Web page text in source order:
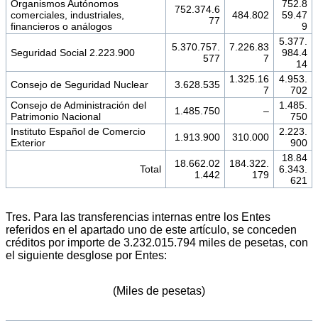
Organismos Autónomos
comerciales, industriales,
financieros o análogos
752.374.6
77
484.802
752.8
59.47
9
Seguridad Social 2.223.900
5.370.757.
577
7.226.83
7
5.377.
984.4
14
Consejo de Seguridad Nuclear
3.628.535
1.325.16
7
4.953.
702
Consejo de Administración del
Patrimonio Nacional
1.485.750 –
1.485.
750
Instituto Español de Comercio
Exterior
1.913.900 310.000
2.223.
900
Total
18.662.02
1.442
184.322.
179
18.84
6.343.
621
Tres. Para las transferencias internas entre los Entes
referidos en el apartado uno de este artículo, se conceden
créditos por importe de 3.232.015.794 miles de pesetas, con
el siguiente desglose por Entes:
(Miles de pesetas)